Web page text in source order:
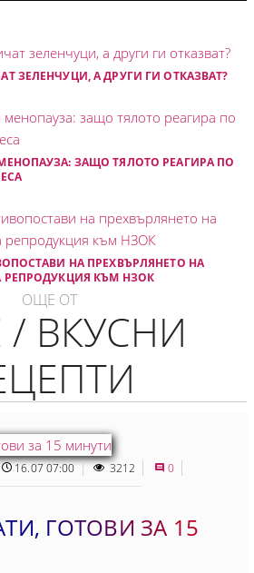
ЗЕЛЕНЧУЦИ, А ДРУГИ ГИ ОТКАЗВАТ?
ЗАЩО ТЯЛОТО РЕАГИРА ПО
НА ПРЕХВЪРЛЯНЕТО НА
РЕПРОДУКЦИЯ КЪМ НЗОК
ОЩЕ ОТ
/ ВКУСНИ
16.07 07:00 3212 0
ГОТОВИ ЗА 15